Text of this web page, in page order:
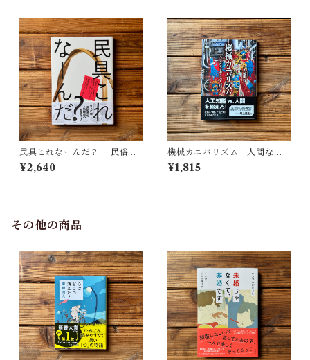
民具これなーんだ？ ―民俗学
者・宮本常一が美術大学に遺
した民具コレクション | 加藤幸
¥2,640
機械カニバリズム 人間なき
あとの人類学へ｜久保 明教
¥1,815
その他の商品